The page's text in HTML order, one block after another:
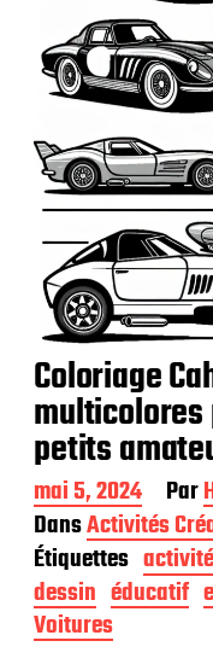
Coloriage
petits
D
a
t
e
d
e
p
mai 5, 2024 Par
DansActivités
Étiquettes
dessin éducatif
Voitures